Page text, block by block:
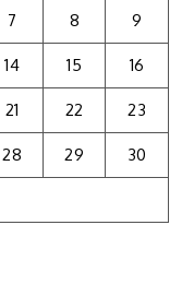
7 8 9
14 15 16
21 22 23
28 29 30